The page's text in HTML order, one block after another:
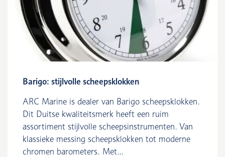
Barigo: stijlvolle scheepsklokken
ARC Marine is dealer van Barigo scheepsklokken.
Dit Duitse kwaliteitsmerk heeft een ruim
assortiment stijlvolle scheepsinstrumenten. Van
klassieke messing scheepsklokken tot moderne
chromen barometers. Met...